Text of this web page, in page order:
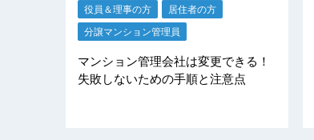
役員＆理事の方 居住者の方
分譲マンション管理員
マンション管理会社は変更できる！
失敗しないための手順と注意点